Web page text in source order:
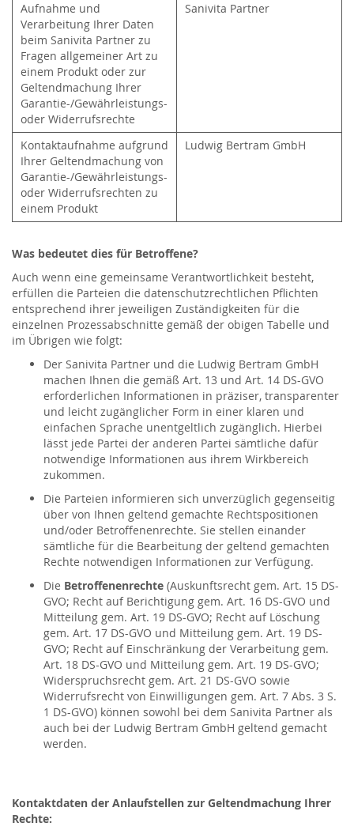
Aufnahme und
Verarbeitung Ihrer Daten
beim Sanivita Partner zu
Fragen allgemeiner Art zu
einem Produkt oder zur
Geltendmachung Ihrer
Garantie-/Gewährleistungs-
oder Widerrufsrechte
Sanivita Partner
Kontaktaufnahme aufgrund
Ihrer Geltendmachung von
Garantie-/Gewährleistungs-
oder Widerrufsrechten zu
einem Produkt
Ludwig Bertram GmbH
Was bedeutet dies für Betroffene?
Auch wenn eine gemeinsame Verantwortlichkeit besteht,
erfüllen die Parteien die datenschutzrechtlichen Pflichten
entsprechend ihrer jeweiligen Zuständigkeiten für die
einzelnen Prozessabschnitte gemäß der obigen Tabelle und
im Übrigen wie folgt:
Der Sanivita Partner und die Ludwig Bertram GmbH
machen Ihnen die gemäß Art. 13 und Art. 14 DS-GVO
erforderlichen Informationen in präziser, transparenter
und leicht zugänglicher Form in einer klaren und
einfachen Sprache unentgeltlich zugänglich. Hierbei
lässt jede Partei der anderen Partei sämtliche dafür
notwendige Informationen aus ihrem Wirkbereich
zukommen.
Die Parteien informieren sich unverzüglich gegenseitig
über von Ihnen geltend gemachte Rechtspositionen
und/oder Betroffenenrechte. Sie stellen einander
sämtliche für die Bearbeitung der geltend gemachten
Rechte notwendigen Informationen zur Verfügung.
Die Betroffenenrechte (Auskunftsrecht gem. Art. 15 DS-
GVO; Recht auf Berichtigung gem. Art. 16 DS-GVO und
Mitteilung gem. Art. 19 DS-GVO; Recht auf Löschung
gem. Art. 17 DS-GVO und Mitteilung gem. Art. 19 DS-
GVO; Recht auf Einschränkung der Verarbeitung gem.
Art. 18 DS-GVO und Mitteilung gem. Art. 19 DS-GVO;
Widerspruchsrecht gem. Art. 21 DS-GVO sowie
Widerrufsrecht von Einwilligungen gem. Art. 7 Abs. 3 S.
1 DS-GVO) können sowohl bei dem Sanivita Partner als
auch bei der Ludwig Bertram GmbH geltend gemacht
werden.
Kontaktdaten der Anlaufstellen zur Geltendmachung Ihrer
Rechte: